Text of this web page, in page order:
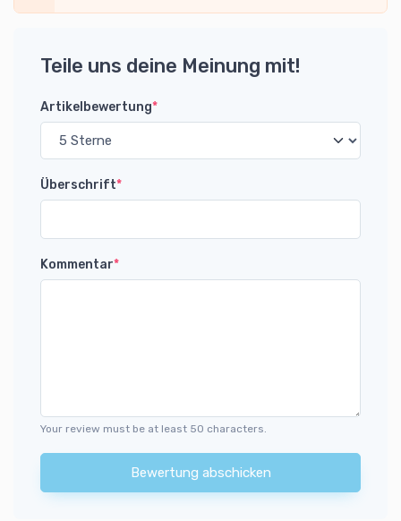
Teile uns deine Meinung mit!
Artikelbewertung*
Überschrift*
Kommentar*
Your review must be at least 50 characters.
Bewertung abschicken